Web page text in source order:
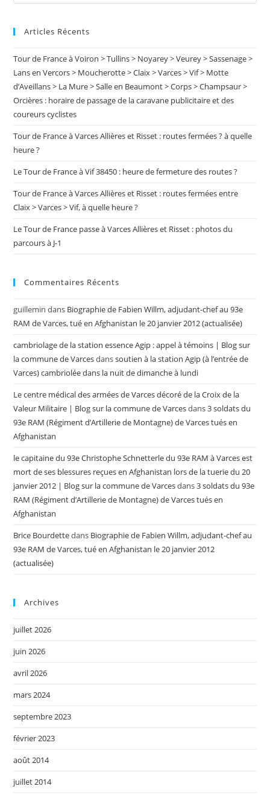
2012
Pour
Rendre
Hommage
Au
Major
Franck
La
Articles Récents
Tour de France à Voiron > Tullins > Noyarey > Veurey > Sassenage >
Lans en Vercors > Moucherotte > Claix > Varces > Vif > Motte
d’Aveillans > La Mure > Salle en Beaumont > Corps > Champsaur >
Orcières : horaire de passage de la caravane publicitaire et des
coureurs cyclistes
Tour de France à Varces Allières et Risset : routes fermées ? à quelle
heure ?
Le Tour de France à Vif 38450 : heure de fermeture des routes ?
Tour de France à Varces Allières et Risset : routes fermées entre
Claix > Varces > Vif, à quelle heure ?
Le Tour de France passe à Varces Allières et Risset : photos du
parcours à J-1
Commentaires Récents
guillemin dans Biographie de Fabien Willm, adjudant-chef au 93e
RAM de Varces, tué en Afghanistan le 20 janvier 2012 (actualisée)
cambriolage de la station essence Agip : appel à témoins | Blog sur
la commune de Varcesdanssoutien à la station Agip (à l’entrée de
Varces) cambriolée dans la nuit de dimanche à lundi
Le centre médical des armées de Varces décoré de la Croix de la
Valeur Militaire | Blog sur la commune de Varcesdans3 soldats du
93e RAM (Régiment d’Artillerie de Montagne) de Varces tués en
Afghanistan
le capitaine du 93e Christophe Schnetterle du 93e RAM à Varces est
mort de ses blessures reçues en Afghanistan lors de la tuerie du 20
janvier 2012 | Blog sur la commune de Varcesdans3 soldats du 93e
RAM (Régiment d’Artillerie de Montagne) de Varces tués en
Afghanistan
Brice Bourdettedans Biographie de Fabien Willm, adjudant-chef au
93e RAM de Varces, tué en Afghanistan le 20 janvier 2012
(actualisée)
Archives
juillet 2026
juin 2026
avril 2026
mars 2024
septembre 2023
février 2023
août 2014
juillet 2014